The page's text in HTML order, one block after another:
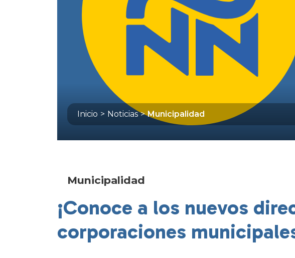
Inicio > Noticias > Municipalidad
Municipalidad
¡Conoce a los nuevos
corporaciones